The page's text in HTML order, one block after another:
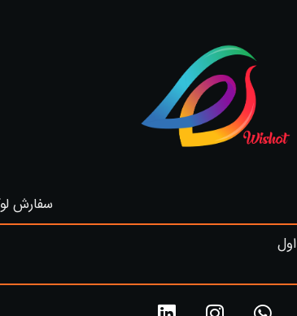
سفارش